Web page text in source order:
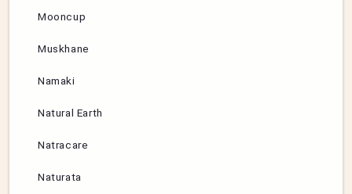
Mooncup
Muskhane
Namaki
Natural Earth
Natracare
Naturata